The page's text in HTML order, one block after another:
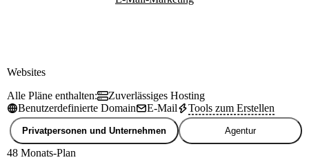
Websites
Alle Pläne enthalten:
Zuverlässiges Hosting
Benutzerdefinierte Domain
E-Mail Tools zum Erstellen
Privatpersonen und Unternehmen Agentur
48 Monats-Plan